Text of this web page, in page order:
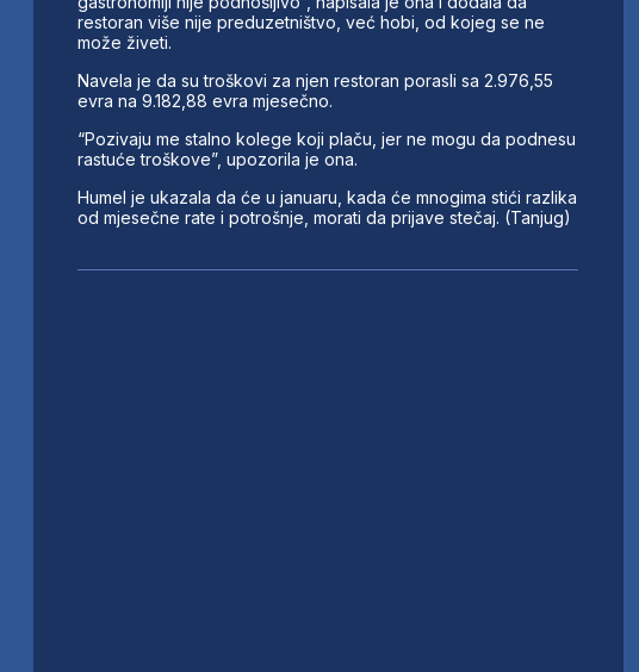
restoran više nije preduzetništvo, već hobi, od kojeg se ne
može živeti.
Navela je da su troškovi za njen restoran porasli sa 2.976,55
evra na 9.182,88 evra mjesečno.
“Pozivaju me stalno kolege koji plaču, jer ne mogu da podnesu
rastuće troškove”, upozorila je ona.
Humel je ukazala da će u januaru, kada će mnogima stići razlika
od mjesečne rate i potrošnje, morati da prijave stečaj. (Tanjug)